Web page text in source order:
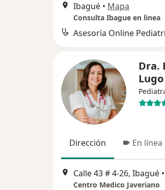
Ibagué • Mapa
Consulta Ibague en linea
Asesoría Online
Dra.
Dirección En línea
Calle 43 # 4-26, Ibagué •
Centro Medico Javeriano